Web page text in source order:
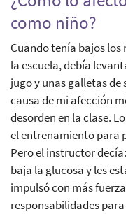
como niño?
Cuando tenía bajos los
la escuela, debía
jugo y unas galletas
causa de mi afección
desorden en la clase.
el entrenamiento para
Pero el instructor
baja la glucosa y les
impulsó con más
responsabilidades